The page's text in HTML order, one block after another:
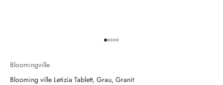
Bloomingville
Blooming ville Letizia Tablett, Grau, Granit